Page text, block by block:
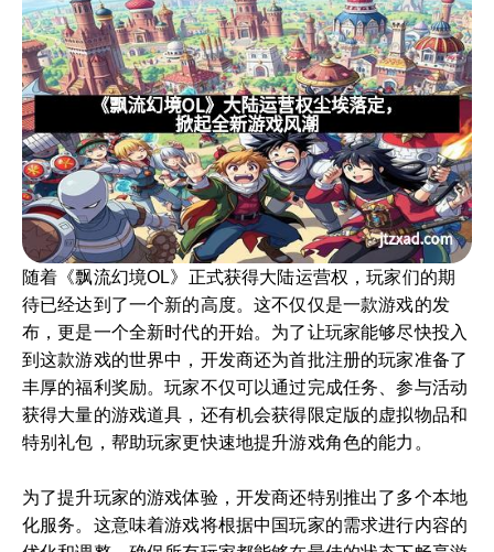
随着《飘流幻境OL》正式获得大陆运营权，玩家们的期
待已经达到了一个新的高度。这不仅仅是一款游戏的发
布，更是一个全新时代的开始。为了让玩家能够尽快投入
到这款游戏的世界中，开发商还为首批注册的玩家准备了
丰厚的福利奖励。玩家不仅可以通过完成任务、参与活动
获得大量的游戏道具，还有机会获得限定版的虚拟物品和
特别礼包，帮助玩家更快速地提升游戏角色的能力。
为了提升玩家的游戏体验，开发商还特别推出了多个本地
化服务。这意味着游戏将根据中国玩家的需求进行内容的